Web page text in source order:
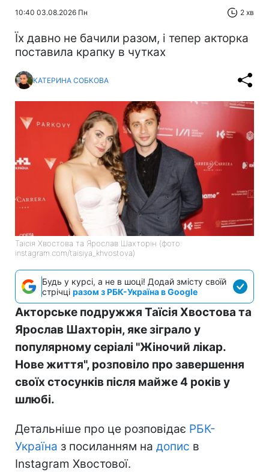
10:40 03.08.2026 Пн 2 хв
Їх давно не бачили разом, і тепер акторка
поставила крапку в чутках
КАТЕРИНА СОБКОВА
Таїсія Хвостова та Ярослав Шахторін (фото:
instagram.com/taisiya_khvostova)
Будь у курсі, а не в шоці! Додай змісту своїй
стрічці разом з РБК-Україна в Google
Акторське подружжя Таїсія Хвостова та
Ярослав Шахторін, яке зіграло у
популярному серіалі "Жіночий лікар.
Нове життя", розповіло про завершення
своїх стосунків після майже 4 років у
шлюбі.
Детальніше про це розповідає РБК-
Україна з посиланням на допис в
Instagram Хвостової.